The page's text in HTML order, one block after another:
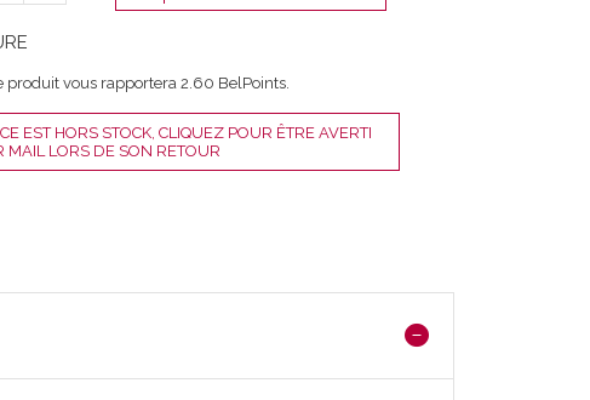
produit vous rapportera2.60 BelPoints.
EST HORS STOCK, CLIQUEZ POUR ÊTRE AVERTI
MAIL LORS DE SON RETOUR